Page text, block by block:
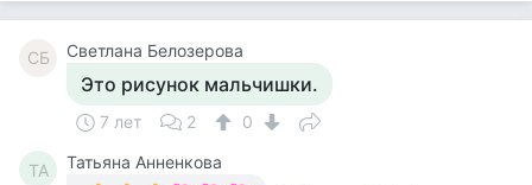
СБ Светлана Белозерова
Это рисунок мальчишки.
7 лет 2 0
ТА
Татьяна Анненкова